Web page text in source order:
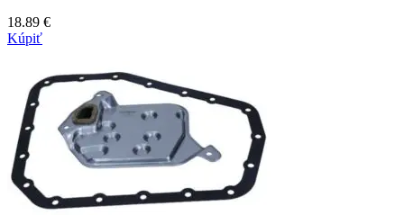
18.89 €
Kúpiť